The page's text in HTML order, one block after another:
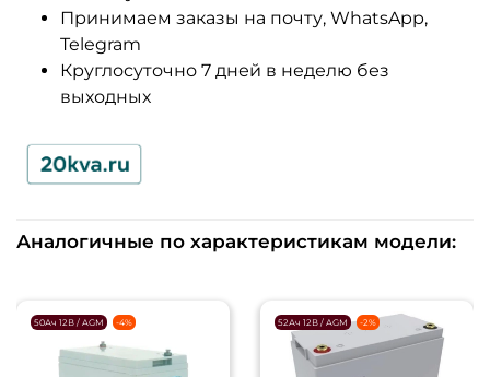
Принимаем заказы на почту, WhatsApp,
Telegram
Круглосуточно 7 дней в неделю без
выходных
Аналогичные по характеристикам модели:
50Ач 12В / AGM -4% 52Ач 12В / AGM -2%